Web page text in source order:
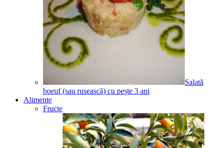
Salată
boeuf (sau rusească) cu pește 3 ani
Alimente
Fructe